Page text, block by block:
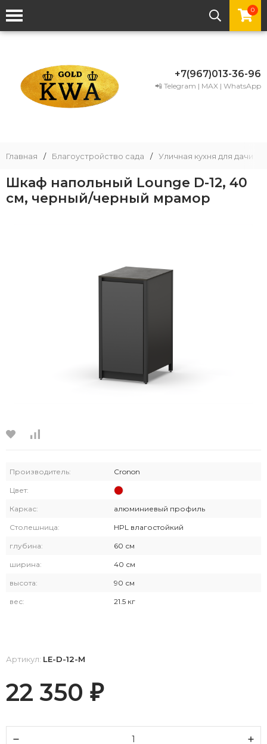
0
+7(967)013-36-96
📲 Telegram | MAX | WhatsApp
Главная / Благоустройство сада / Уличная кухня для дачи
Шкаф напольный Lounge D-12, 40
см, черный/черный мрамор
Производитель: Cronon
Цвет:
Каркас: алюминиевый профиль
Столешница: HPL влагостойкий
глубина: 60 см
ширина: 40 см
высота: 90 см
вес: 21.5 кг
Артикул: LE-D-12-M
22 350 ₽